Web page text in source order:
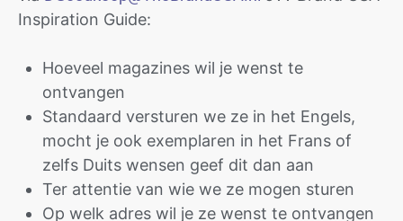
Inspiration Guide:
Hoeveel magazines wil je wenst te
ontvangen
Standaard versturen we ze in het Engels,
mocht je ook exemplaren in het Frans of
zelfs Duits wensen geef dit dan aan
Ter attentie van wie we ze mogen sturen
Op welk adres wil je ze wenst te ontvangen